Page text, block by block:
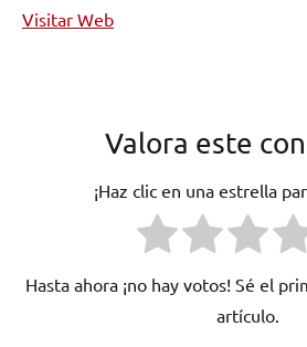
Visitar Web
Valora este
¡Haz clic en una estrella
Hasta ahora ¡no hay votos! Sé el
artículo.